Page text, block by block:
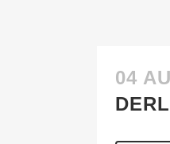
04
IMMO